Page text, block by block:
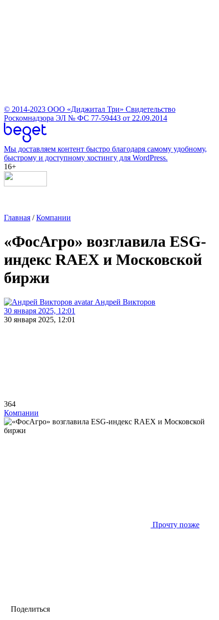
© 2014-2023 ООО «Диджитал Три» Свидетельство
Роскомнадзора ЭЛ № ФС 77-59443 от 22.09.2014
Мы доставляем контент быстро благодаря самому удобному,
быстрому и доступному хостингу для WordPress.
16+
Главная /Компании
«ФосАгро» возглавила ESG-
индекс RAEX и Московской
биржи
Андрей Викторов
30 января 2025, 12:01
30 января 2025, 12:01
364
Компании
Прочту позже
Поделиться